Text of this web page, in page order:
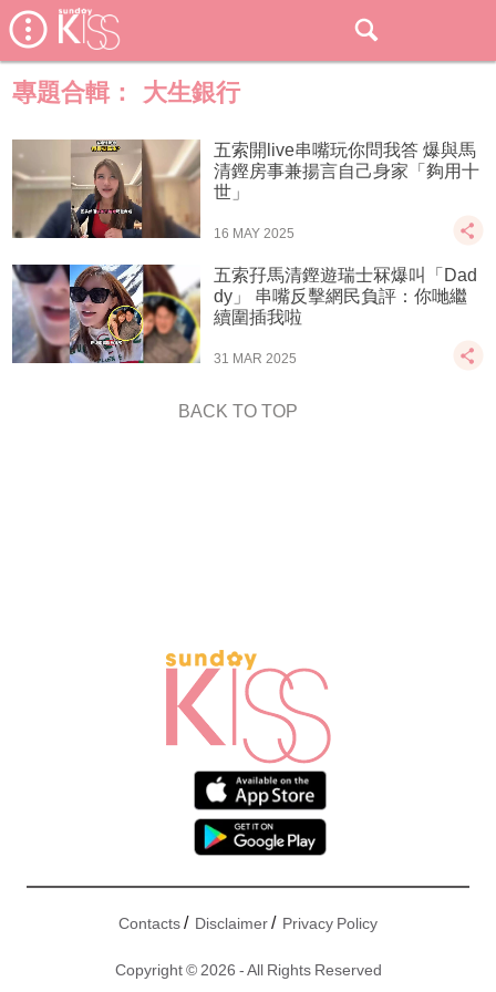
專題合輯： 大生銀行
五索開live串嘴玩你問我答 爆與馬
清鏗房事兼揚言自己身家「夠用十
世」
16 MAY 2025
五索孖馬清鏗遊瑞士冧爆叫「Dad
dy」 串嘴反擊網民負評：你哋繼
續圍插我啦
31 MAR 2025
BACK TO TOP
Contacts/ Disclaimer/ Privacy Policy
Copyright © 2026 - All Rights Reserved